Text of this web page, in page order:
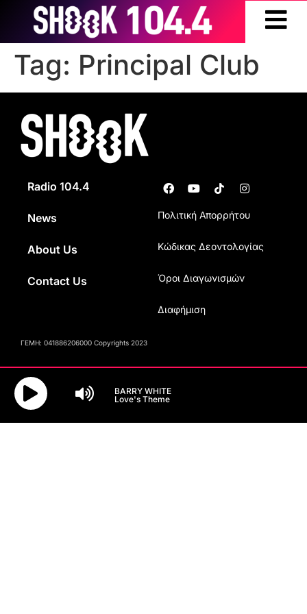
Tag: Principal Club
Radio 104.4
News
About Us
Contact Us
Πολιτική Απορρήτου
Κώδικας Δεοντολογίας
Όροι Διαγωνισμών
Διαφήμιση
ΓΕΜΗ: 041886206000 Copyrights 2023
BARRY WHITE
Love's Theme